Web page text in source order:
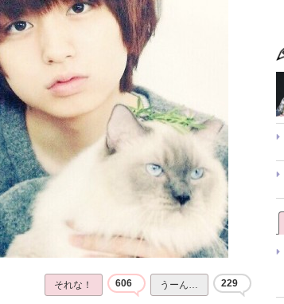
それな！ 606 うーん… 229